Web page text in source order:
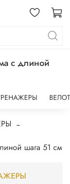
с длиной
шага 51 см